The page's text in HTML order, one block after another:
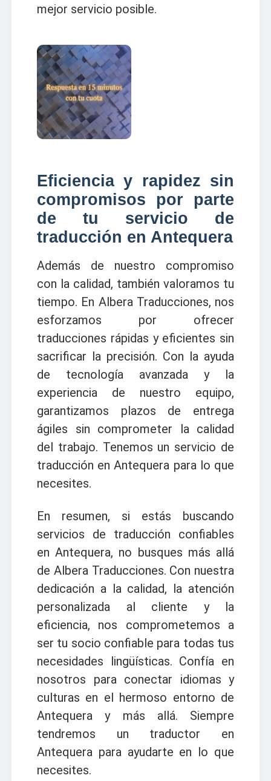
mejor servicio posible.
Eficiencia y rapidez sin
compromisos por parte
de tu servicio de
traducción en Antequera
Además de nuestro compromiso
con la calidad, también valoramos tu
tiempo. En Albera Traducciones, nos
esforzamos por ofrecer
traducciones rápidas y eficientes sin
sacrificar la precisión. Con la ayuda
de tecnología avanzada y la
experiencia de nuestro equipo,
garantizamos plazos de entrega
ágiles sin comprometer la calidad
del trabajo. Tenemos un servicio de
traducción en Antequera para lo que
necesites.
En resumen, si estás buscando
servicios de traducción confiables
en Antequera, no busques más allá
de Albera Traducciones. Con nuestra
dedicación a la calidad, la atención
personalizada al cliente y la
eficiencia, nos comprometemos a
ser tu socio confiable para todas tus
necesidades lingüísticas. Confía en
nosotros para conectar idiomas y
culturas en el hermoso entorno de
Antequera y más allá. Siempre
tendremos un traductor en
Antequera para ayudarte en lo que
necesites.